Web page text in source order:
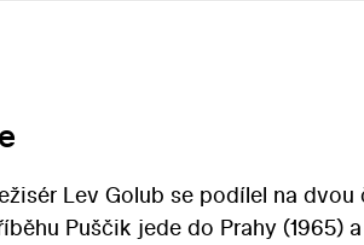
Lev Golub se podílel na
Puščik jede do Prahy (1965)